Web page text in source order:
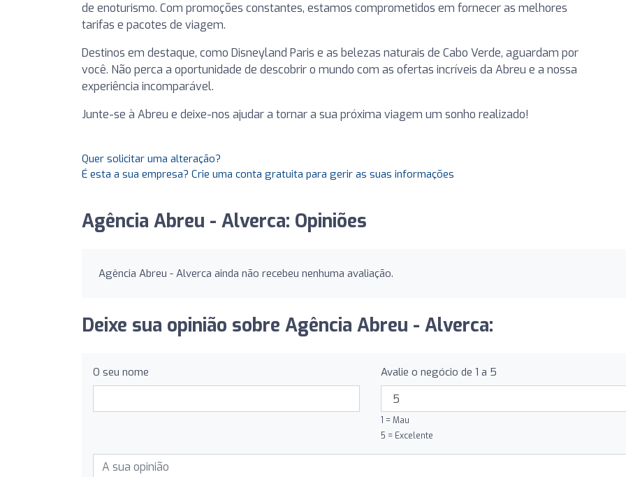
de enoturismo. Com promoções constantes, estamos comprometidos em fornecer as melhores
tarifas e pacotes de viagem.
Destinos em destaque, como Disneyland Paris e as belezas naturais de Cabo Verde, aguardam por
você. Não perca a oportunidade de descobrir o mundo com as ofertas incríveis da Abreu e a nossa
experiência incomparável.
Junte-se à Abreu e deixe-nos ajudar a tornar a sua próxima viagem um sonho realizado!
Quer solicitar uma alteração?
É esta a sua empresa? Crie uma conta gratuita para gerir as suas informações
Agência Abreu - Alverca: Opiniões
Agência Abreu - Alverca ainda não recebeu nenhuma avaliação.
Deixe sua opinião sobre Agência Abreu - Alverca:
O seu nome Avalie o negócio de 1 a 5
1 = Mau
5 = Excelente